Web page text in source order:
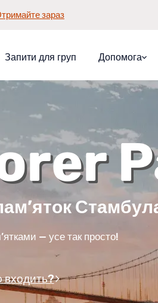
зараз
Запити для груп Допомога
Faqs
Блог
Розклад
— усе так просто!